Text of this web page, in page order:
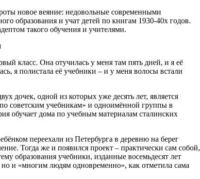
новое веяние: недовольные современными
образования и учат детей по книгам 1930-40х годов.
такого обучения и учителями.
класс. Она отучилась у меня там пять дней, и я её
я полистала её учебники – и у меня волосы встали
дочек, одной из которых уже десять лет, является
советским учебникам» и одноимённой группы в
обучает дома по учебным материалам сталинских
переехали из Петербурга в деревню на берег
Тогда же и появился проект – практически сам собой,
образования учебники, изданные восемьдесят лет
и «многим людям одновременно», как отметила сама